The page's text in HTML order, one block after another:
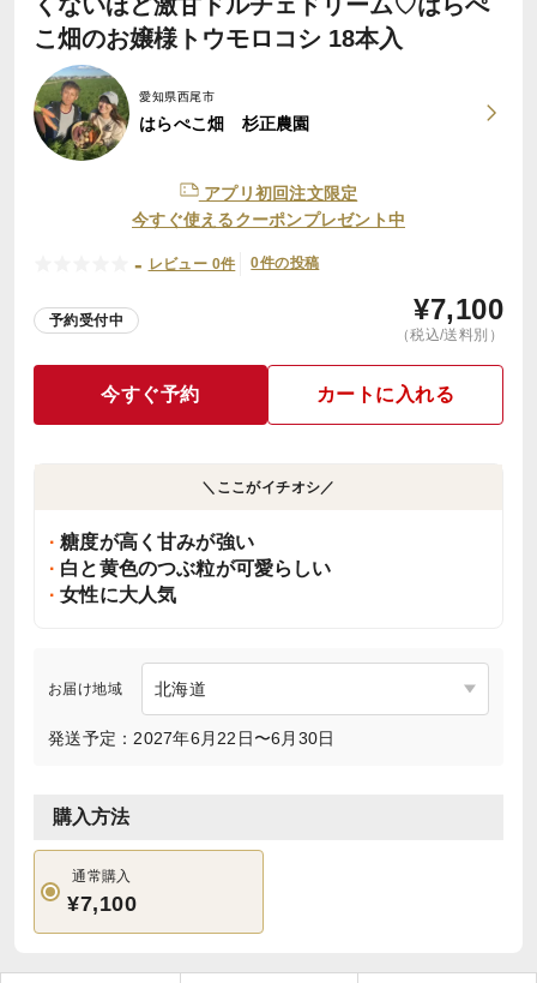
こ畑のお嬢様トウモロコシ 18本入
愛知県西尾市
はらぺこ畑 杉正農園
アプリ初回注文限定
今すぐ使えるクーポンプレゼント中
- レビュー 0件 0件の投稿
予約受付中 ¥7,100
（税込/送料別）
今すぐ予約 カートに入れる
＼ここがイチオシ／
糖度が高く甘みが強い
白と黄色のつぶ粒が可愛らしい
女性に大人気
お届け地域
発送予定：2027年6月22日〜6月30日
購入方法
通常購入
¥7,100